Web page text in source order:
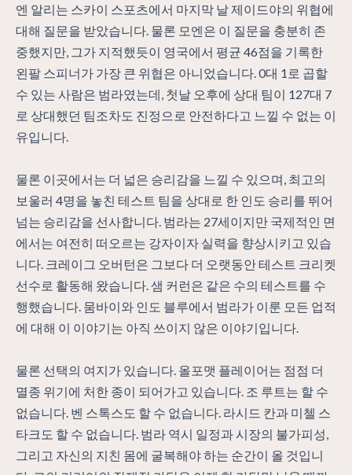
엔 알리는 스카이 스포츠에서 마지막 날 제이드야의 위협에
대해 질문을 받았습니다. 물론 모엔은 이 질문을 충분히 존
중했지만, 그가 지적했듯이 영국에서 평균 46점을 기록한
왼팔 스피너가 가장 큰 위협은 아니었습니다. 0대 1로 곱할
수 있는 사람은 범라였는데, 첫날 오후에 상대 팀이 127대 7
로 상대했던 팀조차도 진정으로 안전하다고 느낄 수 없는 이
유입니다.
물론 이곳에서는 더 넓은 승리감을 느낄 수 있으며, 최고의
보울러 4명을 놓친 테스트 팀을 상대로 한 인도 승리를 뛰어
넘는 승리감을 선사합니다. 범라는 27세이지만 국제적인 면
에서는 여전히 떠오르는 강자이자 실력을 향상시키고 있습
니다. 크레이그 오버턴은 그보다 더 오랫동안 테스트 크리켓
선수로 활동해 왔습니다. 샘 커런은 같은 수의 테스트를 수
행했습니다. 뭄바이와 인도 블루에서 범라가 이룬 모든 업적
에 대해 이 이야기는 아직 쓰이지 않은 이야기입니다.
물론 선택의 여지가 있습니다. 올포맷 플레이어는 점점 더
멸종 위기에 처한 종이 되어가고 있습니다. 조 루트는 할 수
없습니다. 벤 스톡스도 할 수 없습니다. 라시드 칸과 미첼 스
타크도 할 수 없습니다. 범라 역시 일정과 시장의 불가피성,
그리고 자신의 지친 몸에 굴복해야 하는 순간이 올 것입니